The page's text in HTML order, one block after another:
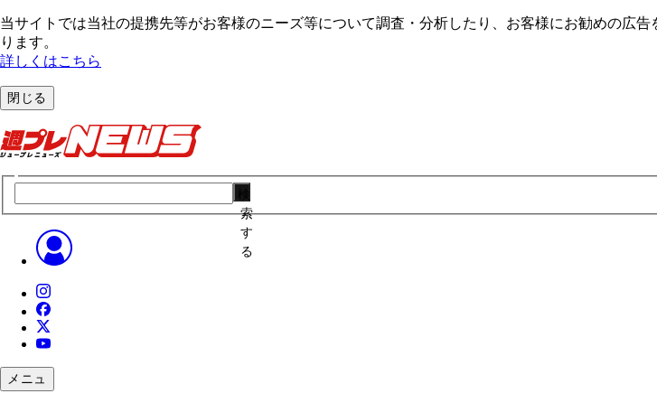
当サイトでは当社の提携先等がお客様のニーズ等について調査・分析したり、お客様にお勧めの広
ります。
詳しくはこちら
閉じる
索
す
る
メニュ